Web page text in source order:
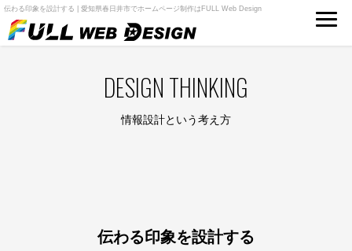
伝わる印象を設計する | 愛知県春日井市でホームページ制作はFULL Web Design
DESIGN THINKING
情報設計という考え方
伝わる印象を設計する